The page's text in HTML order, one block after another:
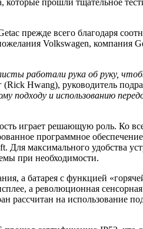
прошли тщательное
прежде всего благодаря
Volkswagen, компания
работали рука об руку,
(Rick Hwang), руководитель
подходу и использованию
играет решающую роль. Ко
программное
Для максимального удобства
при необходимости.
а батарея с функцией
а революционная
рассчитан на использование